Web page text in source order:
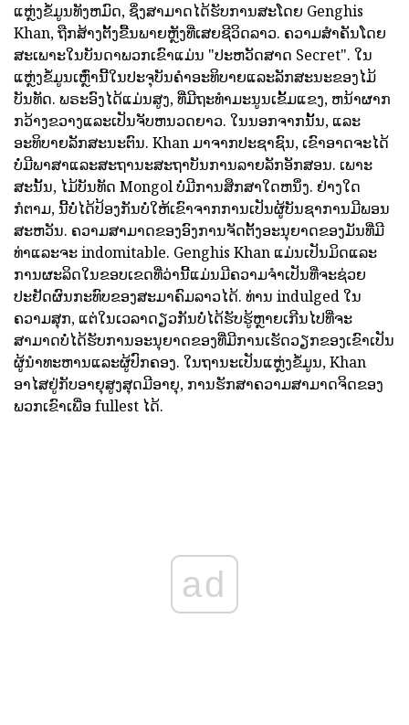
ແຫຼ່ງຂໍ້ມູນທັງຫມົດ, ຊຶ່ງສາມາດໄດ້ຮັບການສະໂດຍ Genghis
Khan, ຖືກສ້າງຕັ້ງຂື້ນພາຍຫຼັງທີ່ເສຍຊີວິດລາວ. ຄວາມສໍາຄັນໂດຍ
ສະເພາະໃນບັນດາພວກເຂົາແມ່ນ "ປະຫວັດສາດ Secret". ໃນ
ແຫຼ່ງຂໍ້ມູນເຫຼົ່ານີ້ໃນປະຈຸບັນຄໍາອະທິບາຍແລະລັກສະນະຂອງໄມ້
ບັນທັດ. ພຣະອົງໄດ້ແມ່ນສູງ, ທີ່ມີຖະທໍາມະນູນເຂັ້ມແຂງ, ຫນ້າຜາກ
ກວ້າງຂວາງແລະເປັນຈັບຫນວດຍາວ. ໃນນອກຈາກນັ້ນ, ແລະ
ອະທິບາຍລັກສະນະຕົນ. Khan ມາຈາກປະຊາຊົນ, ເຂົາອາດຈະໄດ້
ບໍ່ມີພາສາແລະສະຖານະສະຖາບັນການລາຍລັກອັກສອນ. ເພາະ
ສະນັ້ນ, ໄມ້ບັນທັດ Mongol ບໍ່ມີການສຶກສາໃດຫນຶ່ງ. ຢ່າງໃດ
ກໍຕາມ, ນີ້ບໍ່ໄດ້ປ້ອງກັນບໍ່ໃຫ້ເຂົາຈາກການເປັນຜູ້ບັນຊາການມີພອນ
ສະຫວັນ. ຄວາມສາມາດຂອງອົງການຈັດຕັ້ງອະນຸຍາດຂອງມັນທີ່ມີ
ທ່າແລະຈະ indomitable. Genghis Khan ແມ່ນເປັນມິດແລະ
ການຜະລິດໃນຂອບເຂດທີ່ວ່ານີ້ແມ່ນມີຄວາມຈໍາເປັນທີ່ຈະຊ່ວຍ
ປະຢັດຜົນກະທົບຂອງສະມາຄົມລາວໄດ້. ທ່ານ indulged ໃນ
ຄວາມສຸກ, ແຕ່ໃນເວລາດຽວກັນບໍ່ໄດ້ຮັບຮູ້ຫຼາຍເກີນໄປທີ່ຈະ
ສາມາດບໍ່ໄດ້ຮັບການອະນຸຍາດຂອງທີ່ມີການເຮັດວຽກຂອງເຂົາເປັນ
ຜູ້ນໍາທະຫານແລະຜູ້ປົກຄອງ. ໃນຖານະເປັນແຫຼ່ງຂໍ້ມູນ, Khan
ອາໄສຢູ່ກັບອາຍຸສູງສຸດມີອາຍຸ, ການຮັກສາຄວາມສາມາດຈິດຂອງ
ພວກເຂົາເພື່ອ fullest ໄດ້.
ad